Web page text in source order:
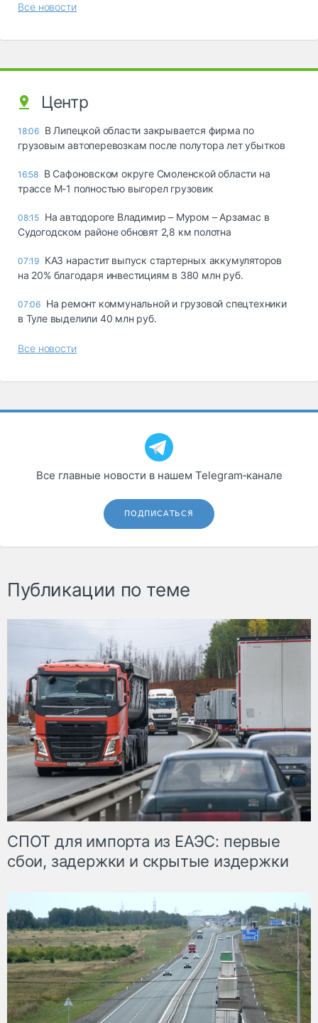
Все новости
Центр
18:06 В Липецкой области закрывается фирма по
грузовым автоперевозкам после полутора лет убытков
16:58 В Сафоновском округе Смоленской области на
трассе М-1 полностью выгорел грузовик
08:15 На автодороге Владимир – Муром – Арзамас в
Судогодском районе обновят 2,8 км полотна
07:19 КАЗ нарастит выпуск стартерных аккумуляторов
на 20% благодаря инвестициям в 380 млн руб.
07:06 На ремонт коммунальной и грузовой спецтехники
в Туле выделили 40 млн руб.
Все новости
Все главные новости в нашем Telegram‑канале
ПОДПИСАТЬСЯ
Публикации по теме
СПОТ для импорта из ЕАЭС: первые
сбои, задержки и скрытые издержки